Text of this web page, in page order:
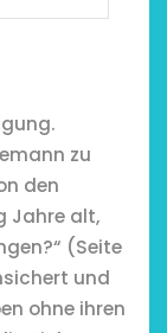
zu
den
Jahre alt,
(Seite
und
ohne ihren